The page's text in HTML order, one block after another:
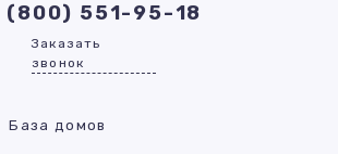
(800) 551-95-18
Заказать
звонок
База домов